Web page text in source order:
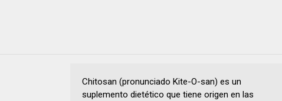
Chitosan (pronunciado Kite-O-san) es un
suplemento dietético que tiene origen en las